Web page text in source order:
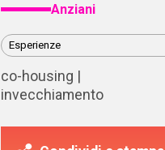
Anziani
Esperienze
co-housing
invecchiamento